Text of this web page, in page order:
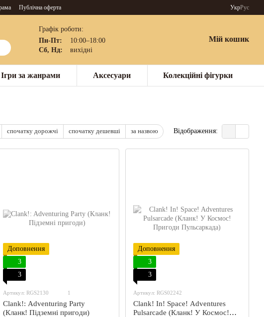
Публічна оферта УкрРус
Графік роботи:
Пн-Пт:
10:00–18:00
Сб, Нд:
вихідні
Мій кошик
Ігри за жанрами Аксесуари Колекційні фігурки
спочатку дорожчі спочатку дешевші за назвою Відображення:
Доповнення
3
3
Артикул: RGS2130 1
Clank!: Adventuring Party
(Кланк! Підземні пригоди)
Доповнення
3
3
Артикул: RGS02242
Clank! In! Space! Adventures
Pulsarcade (Кланк! У Космос!